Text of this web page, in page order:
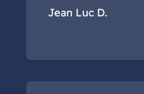
Jean Luc D.